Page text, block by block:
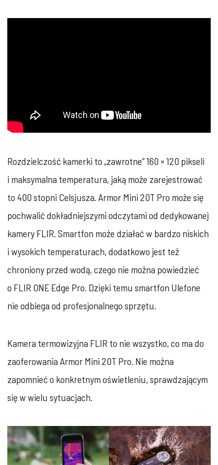
Rozdzielczość kamerki to „zawrotne” 160 × 120 pikseli
i maksymalna temperatura, jaką może zarejestrować
to 400 stopni Celsjusza. Armor Mini 20T Pro może się
pochwalić dokładniejszymi odczytami od dedykowanej
kamery FLIR. Smartfon może działać w bardzo niskich
i wysokich temperaturach, dodatkowo jest też
chroniony przed wodą, czego nie można powiedzieć
o FLIR ONE Edge Pro. Dzięki temu smartfon Ulefone
nie odbiega od profesjonalnego sprzętu.
Kamera termowizyjna FLIR to nie wszystko, co ma do
zaoferowania Armor Mini 20T Pro. Nie można
zapomnieć o konkretnym oświetleniu, sprawdzającym
się w wielu sytuacjach.